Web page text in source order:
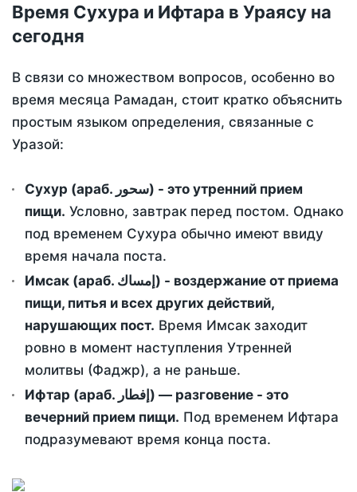
Время Сухура и Ифтара в Ураясу на
сегодня
В связи со множеством вопросов, особенно во
время месяца Рамадан, стоит кратко объяснить
простым языком определения, связанные с
Уразой:
Сухур (араб. سحور) - это утренний прием
пищи. Условно, завтрак перед постом. Однако
под временем Сухура обычно имеют ввиду
время начала поста.
Имсак (араб. إمساك) - воздержание от приема
пищи, питья и всех других действий,
нарушающих пост. Время Имсак заходит
ровно в момент наступления Утренней
молитвы (Фаджр), а не раньше.
Ифтар (араб. إفطار) — разговение - это
вечерний прием пищи. Под временем Ифтара
подразумевают время конца поста.